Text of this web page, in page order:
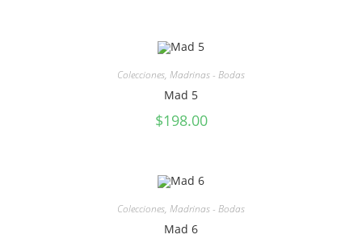
Colecciones, Madrinas - Bodas
Mad 5
$198.00
Colecciones, Madrinas - Bodas
Mad 6